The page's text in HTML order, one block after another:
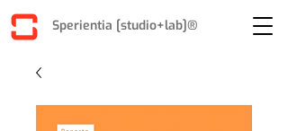
Sperientia [studio+lab]®